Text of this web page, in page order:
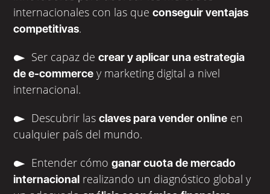
internacionales con las queconseguir ventajas
competitivas.
Ser capaz decrear y aplicar una estrategia
de e-commerce y marketing digital a nivel
internacional.
Descubrir lasclaves para vender online en
cualquier país del mundo.
Entender cómoganar cuota de mercado
internacional realizando un diagnóstico global y